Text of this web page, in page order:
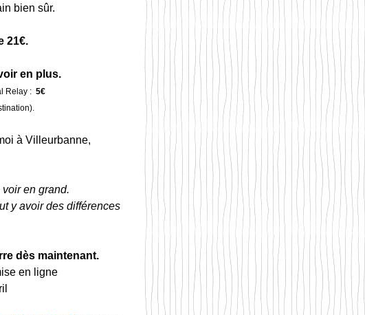
bien sûr.
21€.
en plus.
Relay : 5€
.
à Villeurbanne,
en grand.
y avoir des différences
dès maintenant.
en ligne